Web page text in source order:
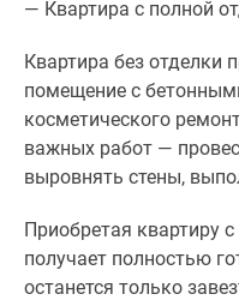
Студии
комнатные
комнатные
комнатные
Квартиры
— Квартира с полной
Квартира без отделки
помещение с
косметического
важных работ —
выровнять стены,
Приобретая квартиру
получает полностью
останется только